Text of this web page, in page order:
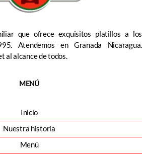
que ofrece exquisitos platillos a los
Atendemos en Granada Nicaragua.
al alcance de todos.
MENÚ
Inicio
Nuestra historia
Menú